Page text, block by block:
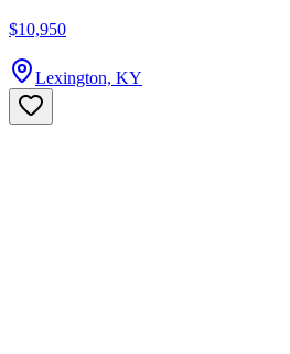
$10,950
Lexington, KY